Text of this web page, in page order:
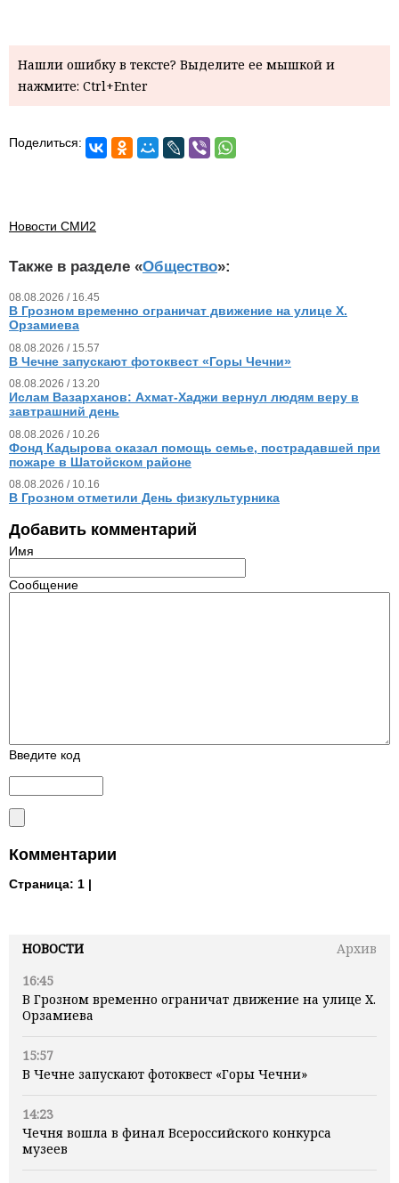
НОВОСТИ
Архив
16:45
В Грозном временно ограничат движение на улице Х.
Орзамиева
15:57
В Чечне запускают фотоквест «Горы Чечни»
14:23
Чечня вошла в финал Всероссийского конкурса
музеев
Нашли ошибку в тексте? Выделите ее мышкой и
нажмите: Ctrl+Enter
Поделиться:
Новости СМИ2
Также в разделе «Общество»:
08.08.2026 / 16.45
В Грозном временно ограничат движение на улице Х.
Орзамиева
08.08.2026 / 15.57
В Чечне запускают фотоквест «Горы Чечни»
08.08.2026 / 13.20
Ислам Вазарханов: Ахмат-Хаджи вернул людям веру в
завтрашний день
08.08.2026 / 10.26
Фонд Кадырова оказал помощь семье, пострадавшей при
пожаре в Шатойском районе
08.08.2026 / 10.16
В Грозном отметили День физкультурника
Добавить комментарий
Имя
Сообщение
Введите код
Комментарии
Страница: 1 |